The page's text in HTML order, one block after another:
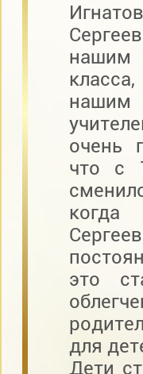
нашим
очень
что с
это
для
Дети